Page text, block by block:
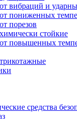
вибраций и
пониженных
порезов
стойкие
повышенных
средства